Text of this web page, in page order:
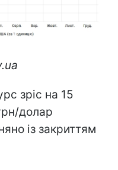
зріс на 15
долар
із закриттям